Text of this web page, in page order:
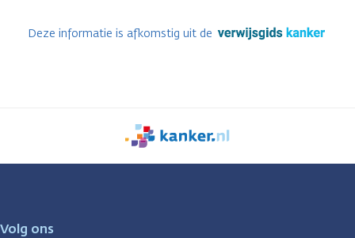
Deze informatie is afkomstig uit de
We
zijn
Volg ons